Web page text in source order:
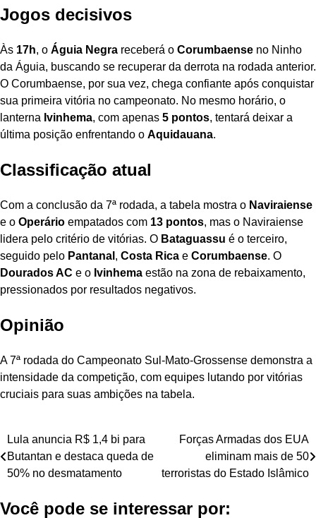
Jogos decisivos
Às 17h, o Águia Negra receberá o Corumbaense no Ninho
da Águia, buscando se recuperar da derrota na rodada anterior.
O Corumbaense, por sua vez, chega confiante após conquistar
sua primeira vitória no campeonato. No mesmo horário, o
lanterna Ivinhema, com apenas 5 pontos, tentará deixar a
última posição enfrentando o Aquidauana.
Classificação atual
Com a conclusão da 7ª rodada, a tabela mostra o Naviraiense
e o Operário empatados com 13 pontos, mas o Naviraiense
lidera pelo critério de vitórias. O Bataguassu é o terceiro,
seguido pelo Pantanal , Costa Rica e Corumbaense. O
Dourados AC e o Ivinhema estão na zona de rebaixamento,
pressionados por resultados negativos.
Opinião
A 7ª rodada do Campeonato Sul-Mato-Grossense demonstra a
intensidade da competição, com equipes lutando por vitórias
cruciais para suas ambições na tabela.
Navegação
de
Lula anuncia R$ 1,4 bi para
Butantan e destaca queda de
50% no desmatamento
Forças Armadas dos EUA
eliminam mais de 50
terroristas do Estado Islâmico
Você pode se interessar por: